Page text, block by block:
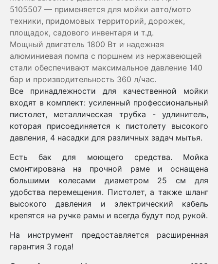
5105507 — применяется для мойки авто/мото
техники, придомовых территорий, дорожек,
площадок, садового инвентаря и т.д.
Мощный двигатель 1800 Вт и надежная
алюминиевая помпа с поршнем из нержавеющей
стали обеспечивают максимальное давление 140
бар и производительность 360 л/час.
Все принадлежности для качественной мойки
входят в комплект: усиленный профессиональный
пистолет, металлическая трубка - удлинитель,
которая присоединяется к пистолету высокого
давления, 4 насадки для различных задач мытья.
Есть бак для моющего средства. Мойка
смонтирована на прочной раме и оснащена
большими колесами диаметром 25 см для
удобства перемещения. Пистолет, а также шланг
высокого давления и электрический кабель
крепятся на ручке рамы и всегда будут под рукой.
На инструмент предоставляется расширенная
гарантия 3 года!